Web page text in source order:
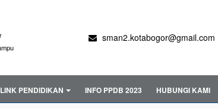
sman2.kotabogor@gmail.com
LINK PENDIDIKAN INFO PPDB 2023 HUBUNGI KAMI